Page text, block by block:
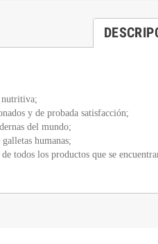
nutritiva;
y de probada satisfacción;
del mundo;
humanas;
todos los productos que se